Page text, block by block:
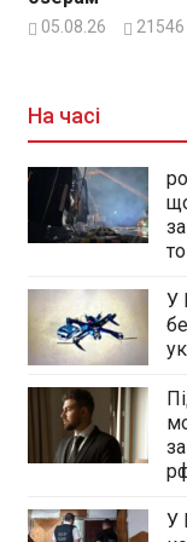
05.08.26 21546
На часі
У
У